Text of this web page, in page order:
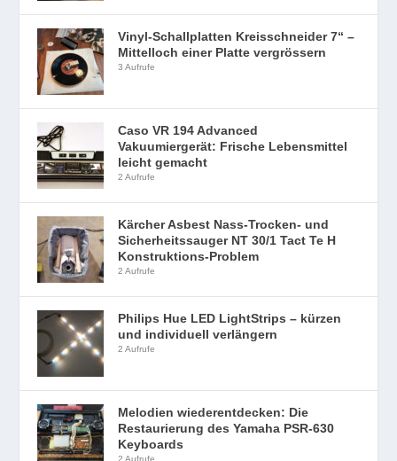
Vinyl-Schallplatten Kreisschneider 7“ –
Mittelloch einer Platte vergrössern
3 Aufrufe
Caso VR 194 Advanced
Vakuumiergerät: Frische Lebensmittel
leicht gemacht
2 Aufrufe
Kärcher Asbest Nass-Trocken- und
Sicherheitssauger NT 30/1 Tact Te H
Konstruktions-Problem
2 Aufrufe
Philips Hue LED LightStrips – kürzen
und individuell verlängern
2 Aufrufe
Melodien wiederentdecken: Die
Restaurierung des Yamaha PSR-630
Keyboards
2 Aufrufe